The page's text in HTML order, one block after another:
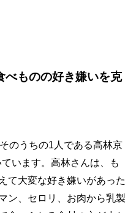
べものの好き嫌いを克
のうちの1人である高林京
います。高林さんは、も
て大変な好き嫌いがあった
ン、セロリ、お肉から乳製